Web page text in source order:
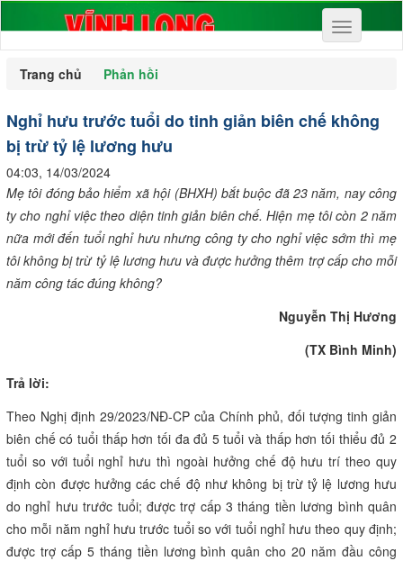
Toggle
navigation
Trang chủ
Phản hồi
Nghỉ hưu trước tuổi do tinh giản biên chế không
bị trừ tỷ lệ lương hưu
04:03, 14/03/2024
Mẹ tôi đóng bảo hiểm xã hội (BHXH) bắt buộc đã 23 năm, nay công
ty cho nghỉ việc theo diện tinh giản biên chế. Hiện mẹ tôi còn 2 năm
nữa mới đến tuổi nghỉ hưu nhưng công ty cho nghỉ việc sớm thì mẹ
tôi không bị trừ tỷ lệ lương hưu và được hưởng thêm trợ cấp cho mỗi
năm công tác đúng không?
Nguyễn Thị Hương
(TX Bình Minh)
Trả lời:
Theo Nghị định 29/2023/NĐ-CP của Chính phủ, đối tượng tinh giản
biên chế có tuổi thấp hơn tối đa đủ 5 tuổi và thấp hơn tối thiểu đủ 2
tuổi so với tuổi nghỉ hưu thì ngoài hưởng chế độ hưu trí theo quy
định còn được hưởng các chế độ như không bị trừ tỷ lệ lương hưu
do nghỉ hưu trước tuổi; được trợ cấp 3 tháng tiền lương bình quân
cho mỗi năm nghỉ hưu trước tuổi so với tuổi nghỉ hưu theo quy định;
được trợ cấp 5 tháng tiền lương bình quân cho 20 năm đầu công